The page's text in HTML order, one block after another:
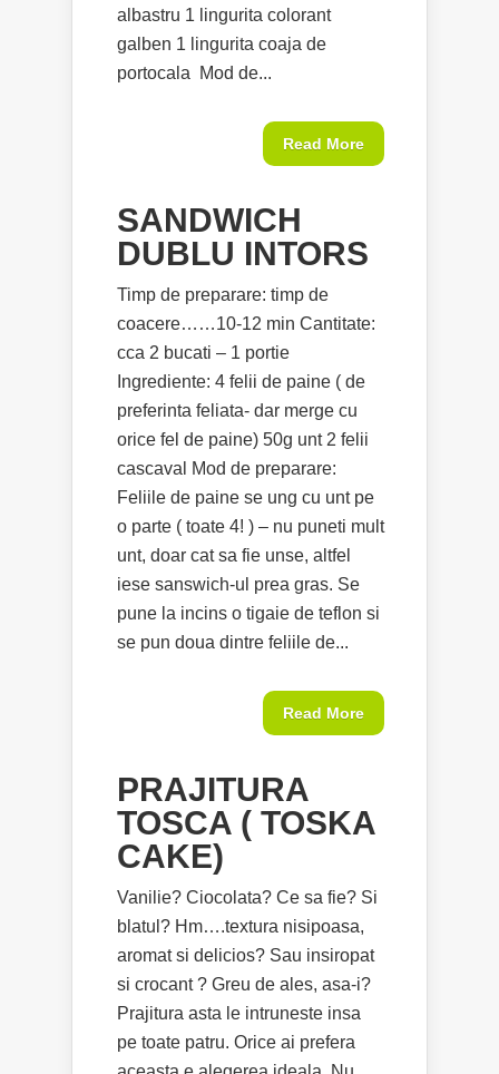
albastru 1 lingurita colorant
galben 1 lingurita coaja de
portocala Mod de...
Read More
SANDWICH
DUBLU INTORS
Timp de preparare: timp de
coacere……10-12 min Cantitate:
cca 2 bucati – 1 portie
Ingrediente: 4 felii de paine ( de
preferinta feliata- dar merge cu
orice fel de paine) 50g unt 2 felii
cascaval Mod de preparare:
Feliile de paine se ung cu unt pe
o parte ( toate 4! ) – nu puneti mult
unt, doar cat sa fie unse, altfel
iese sanswich-ul prea gras. Se
pune la incins o tigaie de teflon si
se pun doua dintre feliile de...
Read More
PRAJITURA
TOSCA ( TOSKA
CAKE)
Vanilie? Ciocolata? Ce sa fie? Si
blatul? Hm….textura nisipoasa,
aromat si delicios? Sau insiropat
si crocant ? Greu de ales, asa-i?
Prajitura asta le intruneste insa
pe toate patru. Orice ai prefera